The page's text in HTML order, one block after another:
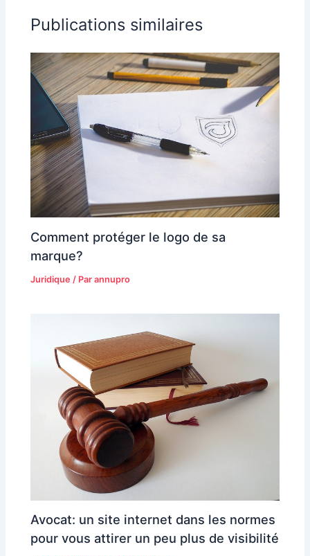
Publications similaires
Comment protéger le logo de sa
marque?
Juridique / Parannupro
Avocat: un site internet dans les normes
pour vous attirer un peu plus de visibilité